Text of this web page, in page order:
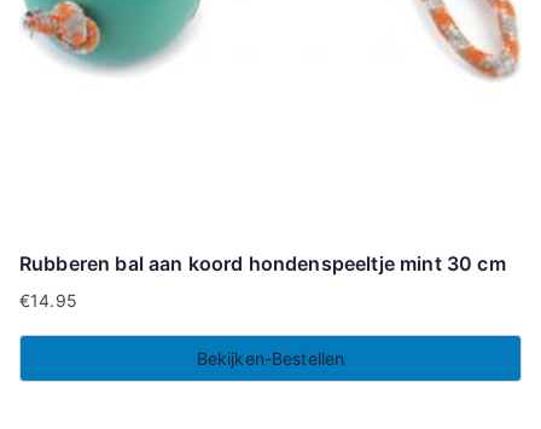
Rubberen bal aan koord hondenspeeltje mint 30 cm
€14.95
Bekijken-Bestellen